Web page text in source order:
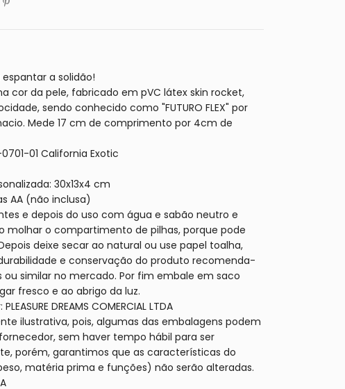
a solidão!
cor da pele, fabricado em pVC látex skin rocket,
sendo conhecido como "FUTURO FLEX" por
Mede 17 cm de comprimento por 4cm de
01 California Exotic
30x13x4 cm
AA (não inclusa)
e depois do uso com água e sabão neutro e
molhar o compartimento de pilhas, porque pode
deixe secar ao natural ou use papel toalha,
e conservação do produto recomenda-
ou similar no mercado. Por fim embale em saco
fresco e ao abrigo da luz.
DREAMS COMERCIAL LTDA
ilustrativa, pois, algumas das embalagens podem
sem haver tempo hábil para ser
porém, garantimos que as características do
matéria prima e funções) não serão alteradas.